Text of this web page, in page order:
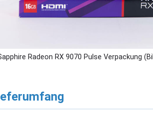
Radeon RX 9070 Pulse Verpackung